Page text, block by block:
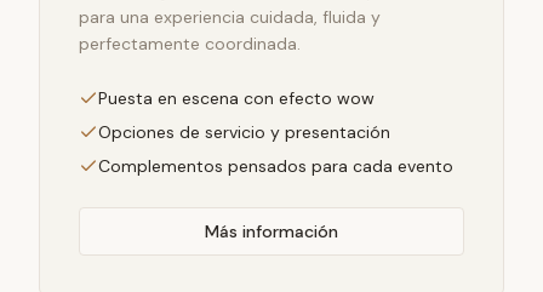
para una experiencia cuidada, fluida y
perfectamente coordinada.
Puesta en escena con efecto wow
Opciones de servicio y presentación
Complementos pensados para cada evento
Más información